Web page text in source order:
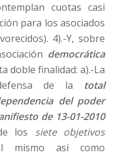
cuotas casi
para los asociados
4).-Y, sobre
democrática
doble finalidad: a).-La
de la total
del poder
de 13-01-2010
los siete objetivos
así como